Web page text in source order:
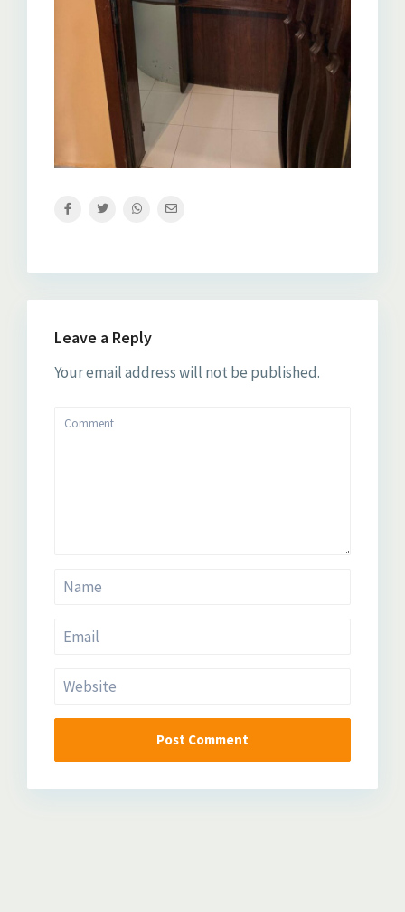
Leave a Reply
Your email address will not be published.